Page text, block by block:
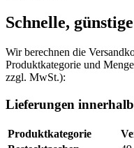
Schnelle,
Wir berechnen die
Produktkategorie und
zzgl. MwSt.):
Lieferungen
Produktkategorie